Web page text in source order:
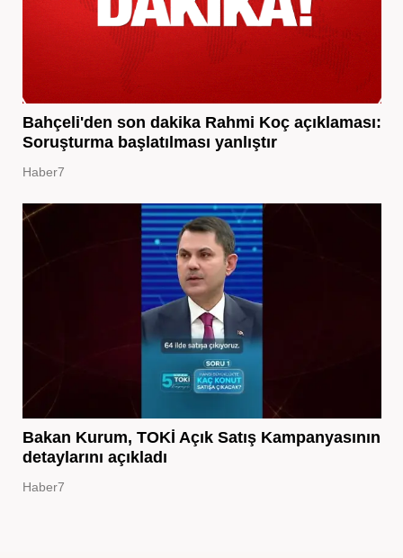
Bahçeli'den son dakika Rahmi Koç açıklaması:
Soruşturma başlatılması yanlıştır
Haber7
Bakan Kurum, TOKİ Açık Satış Kampanyasının
detaylarını açıkladı
Haber7